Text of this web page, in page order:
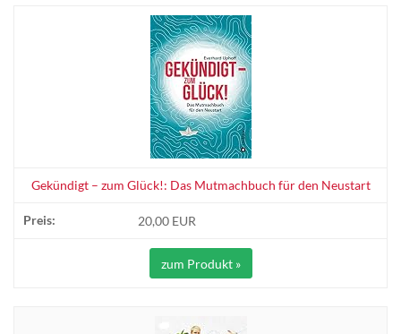
Gekündigt – zum Glück!: Das Mutmachbuch für den Neustart
20,00 EUR
zum Produkt »